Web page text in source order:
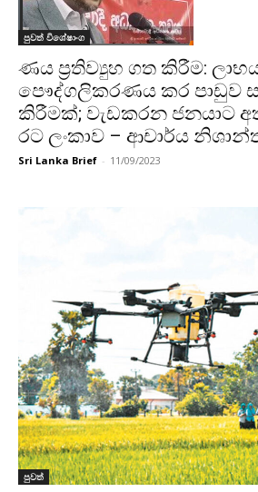
පුවත් විශේෂාංග
ණය ප්‍රතිව්‍යුහ ගත කිරීම:
පෞද්ගලිකරණය කර පාඩුව
කිරීමක්; වැඩකරන ජනයාට
රට ලංකාව – ආචාර්ය
Sri Lanka Brief - 11/09/2023
පුවත්